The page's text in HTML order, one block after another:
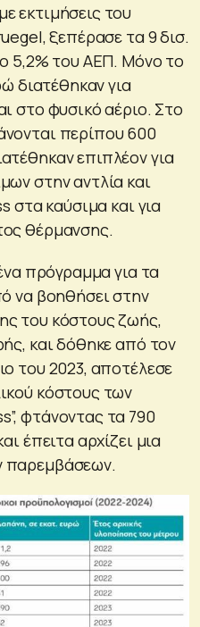
εκτιμήσεις του
ξεπέρασε τα 9 δισ.
5,2% του ΑΕΠ. Μόνο το
διατέθηκαν για
στο φυσικό αέριο. Στο
περίπου 600
επιπλέον για
στην αντλία και
στα καύσιμα και για
θέρμανσης.
πρόγραμμα για τα
να βοηθήσει στην
του κόστους ζωής,
και δόθηκε από τον
του 2023, αποτέλεσε
κόστους των
φτάνοντας τα 790
έπειτα αρχίζει μια
παρεμβάσεων.